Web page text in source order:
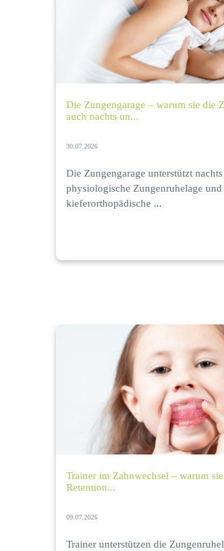
Die Zungengarage – warum sie die
auch nachts un...
30.07.2026
Die Zungengarage unterstützt
physiologische Zungenruhelage
kieferorthopädische ...
Trainer im Zahnwechsel – warum
Retention...
09.07.2026
Trainer unterstützen die